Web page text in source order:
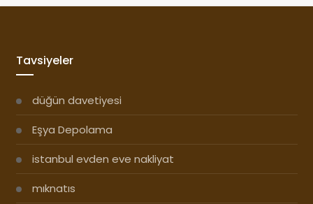
Tavsiyeler
düğün davetiyesi
Eşya Depolama
istanbul evden eve nakliyat
mıknatıs